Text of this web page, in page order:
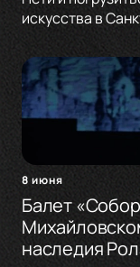
искусства в
8 июня
Балет
наследия